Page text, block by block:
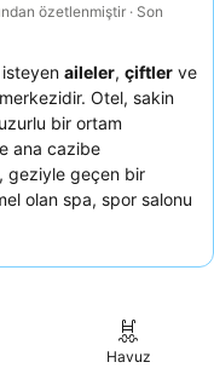
özetlenmiştir · Son
aileler, çiftler ve
Otel, sakin
bir ortam
ana cazibe
geziyle geçen bir
olan spa, spor salonu
personeli
için konuklar
Havuz